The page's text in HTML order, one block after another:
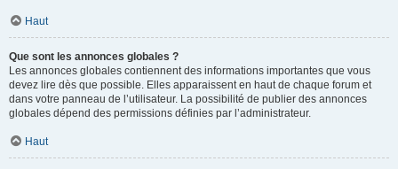
Haut
Que sont les annonces globales ?
Les annonces globales contiennent des informations importantes que vous
devez lire dès que possible. Elles apparaissent en haut de chaque forum et
dans votre panneau de l’utilisateur. La possibilité de publier des annonces
globales dépend des permissions définies par l’administrateur.
Haut